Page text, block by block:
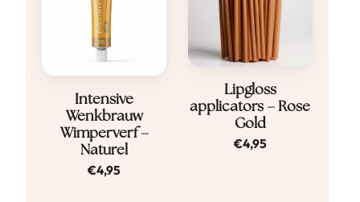
Intensive
Wenkbrauw
Wimperverf –
Naturel
€4,95
Lipgloss
applicators – Rose
Gold
€4,95